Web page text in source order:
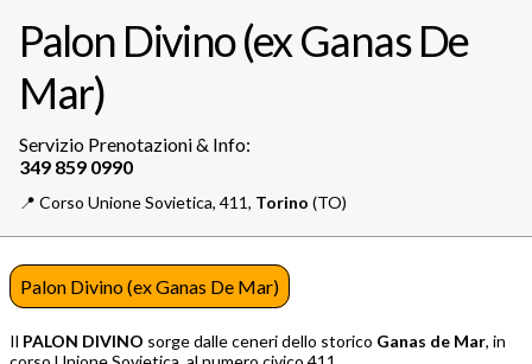
Palon Divino (ex Ganas De
Mar)
Servizio Prenotazioni & Info:
📍️ Corso Unione Sovietica, 411, Torino (TO)
Palon Divino (ex Ganas De Mar)
Il PALON DIVINO sorge dalle ceneri dello storico Ganas de Mar, in